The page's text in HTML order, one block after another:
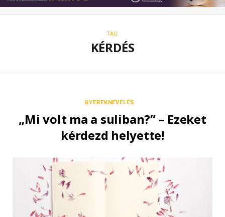
e
TAG
KÉRDÉS
GYEREKNEVELÉS
„Mi volt ma a suliban?” – Ezeket
kérdezd helyette!